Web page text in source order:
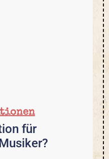
für